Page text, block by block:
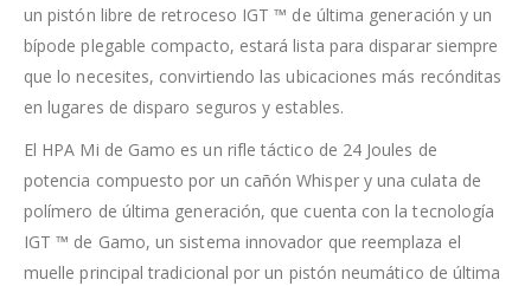
un pistón libre de retroceso IGT ™ de última generación y un
bípode plegable compacto, estará lista para disparar siempre
que lo necesites, convirtiendo las ubicaciones más recónditas
en lugares de disparo seguros y estables.
El HPA Mi de Gamo es un rifle táctico de 24 Joules de
potencia compuesto por un cañón Whisper y una culata de
polímero de última generación, que cuenta con la tecnología
IGT ™ de Gamo, un sistema innovador que reemplaza el
muelle principal tradicional por un pistón neumático de última